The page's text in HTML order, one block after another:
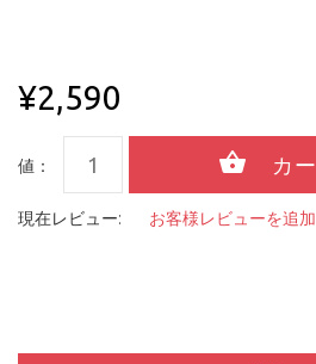
¥2,590
値：
現在レビュー: お客様レビューを追加